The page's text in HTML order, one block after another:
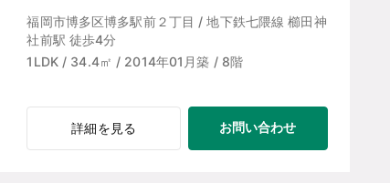
福岡市博多区博多駅前２丁目 / 地下鉄七隈線 櫛田神
社前駅 徒歩4分
1LDK / 34.4㎡ / 2014年01月築 / 8階
詳細を見る お問い合わせ